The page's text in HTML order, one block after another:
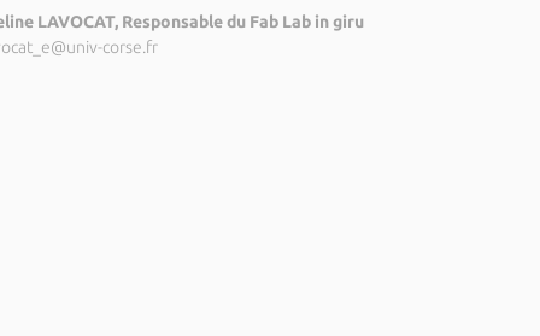
LAVOCAT, Responsable du Fab Lab in giru
corse.fr